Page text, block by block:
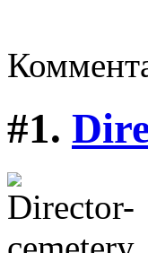
#1.